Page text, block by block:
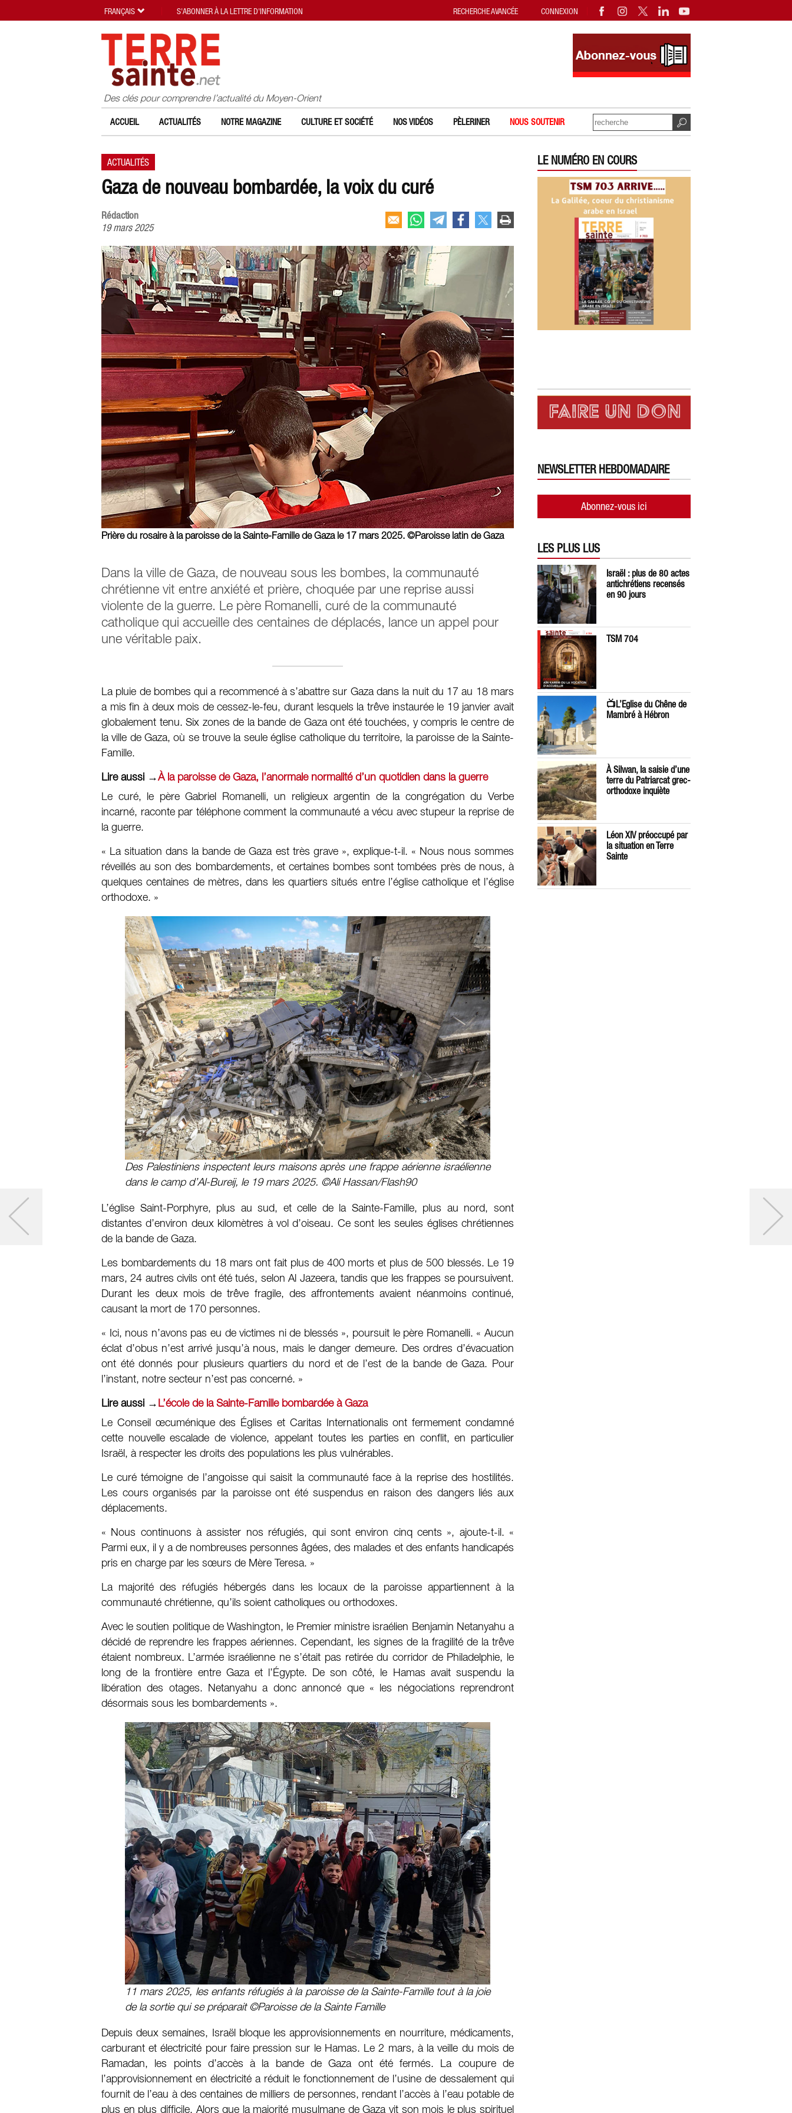
Des clés pour comprendre l’actualité du Moyen-Orient
ACCUEIL ACTUALITÉS NOTRE MAGAZINE CULTURE ET SOCIÉTÉ NOS VIDÉOS PÈLERINER NOUS SOUTENIR
ACTUALITÉS
Gaza de nouveau bombardée, la voix du curé
Rédaction
19 mars 2025
Prière du rosaire à la paroisse de la Sainte-Famille de Gaza le 17 mars 2025. ©Paroisse latin de Gaza
Dans la ville de Gaza, de nouveau sous les bombes, la communauté
chrétienne vit entre anxiété et prière, choquée par une reprise aussi
violente de la guerre. Le père Romanelli, curé de la communauté
catholique qui accueille des centaines de déplacés, lance un appel pour
une véritable paix.
La pluie de bombes qui a recommencé à s’abattre sur Gaza dans la nuit du 17 au 18 mars
a mis fin à deux mois de cessez-le-feu, durant lesquels la trêve instaurée le 19 janvier avait
globalement tenu. Six zones de la bande de Gaza ont été touchées, y compris le centre de
la ville de Gaza, où se trouve la seule église catholique du territoire, la paroisse de la Sainte-
Famille.
Lire aussi →À la paroisse de Gaza, l’anormale normalité d’un quotidien dans la guerre
Le curé, le père Gabriel Romanelli, un religieux argentin de la congrégation du Verbe
incarné, raconte par téléphone comment la communauté a vécu avec stupeur la reprise de
la guerre.
« La situation dans la bande de Gaza est très grave », explique-t-il. « Nous nous sommes
réveillés au son des bombardements, et certaines bombes sont tombées près de nous, à
quelques centaines de mètres, dans les quartiers situés entre l’église catholique et l’église
orthodoxe. »
Des Palestiniens inspectent leurs maisons après une frappe aérienne israélienne
dans le camp d’Al-Bureij, le 19 mars 2025. ©Ali Hassan/Flash90
L’église Saint-Porphyre, plus au sud, et celle de la Sainte-Famille, plus au nord, sont
distantes d’environ deux kilomètres à vol d’oiseau. Ce sont les seules églises chrétiennes
de la bande de Gaza.
Les bombardements du 18 mars ont fait plus de 400 morts et plus de 500 blessés. Le 19
mars, 24 autres civils ont été tués, selon Al Jazeera, tandis que les frappes se poursuivent.
Durant les deux mois de trêve fragile, des affrontements avaient néanmoins continué,
causant la mort de 170 personnes.
« Ici, nous n’avons pas eu de victimes ni de blessés », poursuit le père Romanelli. « Aucun
éclat d’obus n’est arrivé jusqu’à nous, mais le danger demeure. Des ordres d’évacuation
ont été donnés pour plusieurs quartiers du nord et de l’est de la bande de Gaza. Pour
l’instant, notre secteur n’est pas concerné. »
Lire aussi → L’école de la Sainte-Famille bombardée à Gaza
Le Conseil œcuménique des Églises et Caritas Internationalis ont fermement condamné
cette nouvelle escalade de violence, appelant toutes les parties en conflit, en particulier
Israël, à respecter les droits des populations les plus vulnérables.
Le curé témoigne de l’angoisse qui saisit la communauté face à la reprise des hostilités.
Les cours organisés par la paroisse ont été suspendus en raison des dangers liés aux
déplacements.
« Nous continuons à assister nos réfugiés, qui sont environ cinq cents », ajoute-t-il. «
Parmi eux, il y a de nombreuses personnes âgées, des malades et des enfants handicapés
pris en charge par les sœurs de Mère Teresa. »
La majorité des réfugiés hébergés dans les locaux de la paroisse appartiennent à la
communauté chrétienne, qu’ils soient catholiques ou orthodoxes.
Avec le soutien politique de Washington, le Premier ministre israélien Benjamin Netanyahu a
décidé de reprendre les frappes aériennes. Cependant, les signes de la fragilité de la trêve
étaient nombreux. L’armée israélienne ne s’était pas retirée du corridor de Philadelphie, le
long de la frontière entre Gaza et l’Égypte. De son côté, le Hamas avait suspendu la
libération des otages. Netanyahu a donc annoncé que « les négociations reprendront
désormais sous les bombardements ».
11 mars 2025, les enfants réfugiés à la paroisse de la Sainte-Famille tout à la joie
de la sortie qui se préparait ©Paroisse de la Sainte Famille
Depuis deux semaines, Israël bloque les approvisionnements en nourriture, médicaments,
carburant et électricité pour faire pression sur le Hamas. Le 2 mars, à la veille du mois de
Ramadan, les points d’accès à la bande de Gaza ont été fermés. La coupure de
l’approvisionnement en électricité a réduit le fonctionnement de l’usine de dessalement qui
fournit de l’eau à des centaines de milliers de personnes, rendant l’accès à l’eau potable de
plus en plus difficile. Alors que la majorité musulmane de Gaza vit son mois le plus spirituel
LE NUMÉRO EN COURS
NEWSLETTER HEBDOMADAIRE
Abonnez-vous ici
LES PLUS LUS
Israël : plus de 80 actes
antichrétiens recensés
en 90 jours
TSM 704
📺L’Eglise du Chêne de
Mambré à Hébron
À Silwan, la saisie d’une
terre du Patriarcat grec-
orthodoxe inquiète
Léon XIV préoccupé par
la situation en Terre
Sainte
RECHERCHE AVANCÉE CONNEXION
FRANÇAIS S'ABONNER À LA LETTRE D'INFORMATION